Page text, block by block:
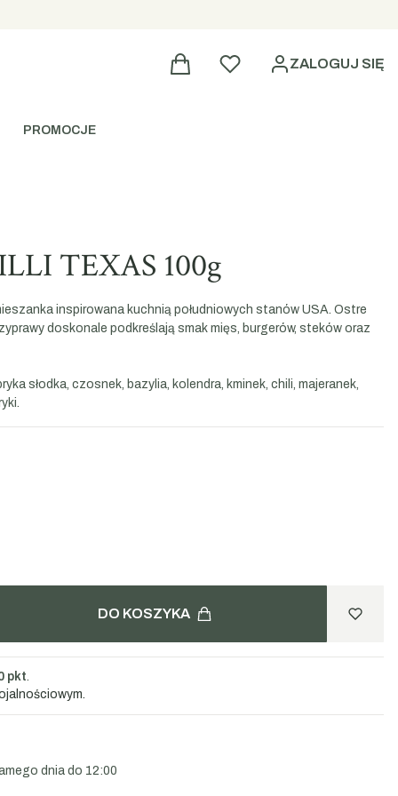
Ulubione ZALOGUJ SIĘ
PROMOCJE
TEXAS 100g
inspirowana kuchnią południowych stanów USA. Ostre
doskonale podkreślają smak mięs, burgerów, steków oraz
słodka, czosnek, bazylia, kolendra, kminek, chili, majeranek,
DO KOSZYKA
pkt.
dnia do 12:00